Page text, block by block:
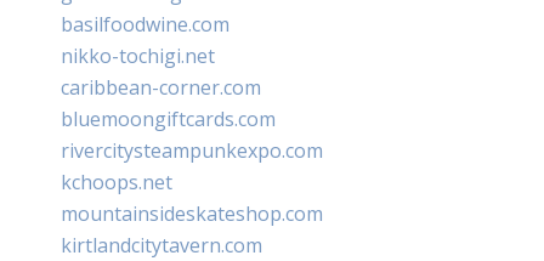
basilfoodwine.com
nikko-tochigi.net
caribbean-corner.com
bluemoongiftcards.com
rivercitysteampunkexpo.com
kchoops.net
mountainsideskateshop.com
kirtlandcitytavern.com